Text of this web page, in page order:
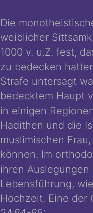
Die
weiblicher
1000 v. u.Z. fest,
zu bedecken
Strafe untersagt
bedecktem Haupt
in einigen
Hadithen und die
muslimischen
können. Im
ihren
Lebensführung,
Hochzeit. Eine der